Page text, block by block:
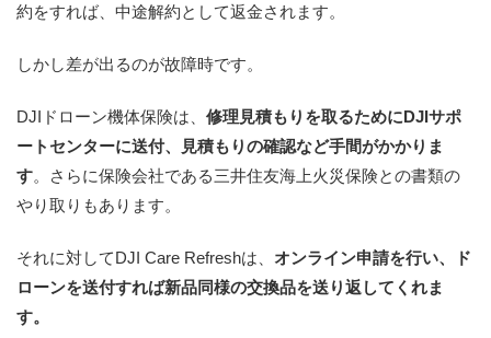
約をすれば、中途解約として返金されます。
しかし差が出るのが故障時です。
DJIドローン機体保険は、 修理見積もりを取るためにDJIサポ
ートセンターに送付、見積もりの確認など手間がかかりま
す。さらに保険会社である三井住友海上火災保険との書類の
やり取りもあります。
それに対してDJI Care Refreshは、 オンライン申請を行い、ド
ローンを送付すれば新品同様の交換品を送り返してくれま
す。